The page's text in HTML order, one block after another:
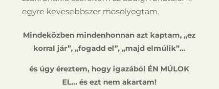
egyre kevesebbszer mosolyogtam.
Mindeközben mindenhonnan azt kaptam, „ez
korral jár”, „fogadd el”, „majd elmúlik”…
és úgy éreztem, hogy igazából ÉN MÚLOK
EL… és ezt nem akartam!